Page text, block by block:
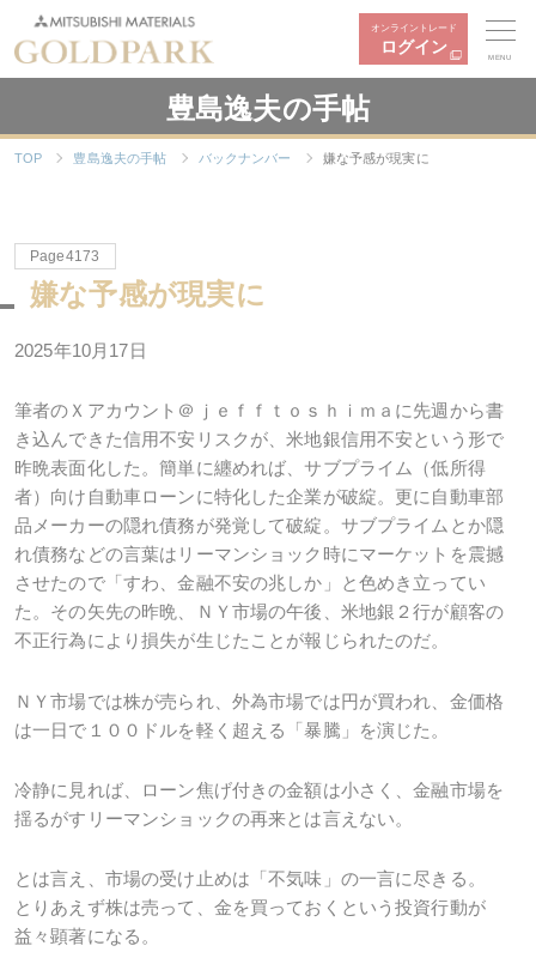
オンライントレード
ログイン
MENU
豊島逸夫の手帖
TOP 豊島逸夫の手帖 バックナンバー 嫌な予感が現実に
Page4173
嫌な予感が現実に
2025年10月17日
筆者のＸアカウント＠ｊｅｆｆｔｏｓｈｉｍａに先週から書
き込んできた信用不安リスクが、米地銀信用不安という形で
昨晩表面化した。簡単に纏めれば、サブプライム（低所得
者）向け自動車ローンに特化した企業が破綻。更に自動車部
品メーカーの隠れ債務が発覚して破綻。サブプライムとか隠
れ債務などの言葉はリーマンショック時にマーケットを震撼
させたので「すわ、金融不安の兆しか」と色めき立ってい
た。その矢先の昨晩、ＮＹ市場の午後、米地銀２行が顧客の
不正行為により損失が生じたことが報じられたのだ。
ＮＹ市場では株が売られ、外為市場では円が買われ、金価格
は一日で１００ドルを軽く超える「暴騰」を演じた。
冷静に見れば、ローン焦げ付きの金額は小さく、金融市場を
揺るがすリーマンショックの再来とは言えない。
とは言え、市場の受け止めは「不気味」の一言に尽きる。
とりあえず株は売って、金を買っておくという投資行動が
益々顕著になる。